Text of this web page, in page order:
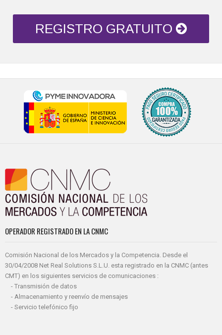
REGISTRO GRATUITO
OPERADOR REGISTRADO EN LA CNMC
Comisión Nacional de los Mercados y la Competencia. Desde el
30/04/2008 Net Real Solutions S.L.U. esta registrado en la CNMC (antes
CMT) en los siguientes servicios de comunicaciones :
- Transmisión de datos
- Almacenamiento y reenvío de mensajes
- Servicio telefónico fijo